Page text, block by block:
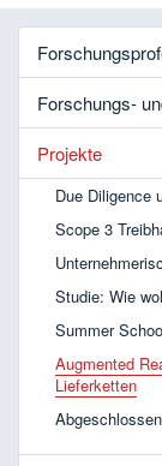
Forschungs-
Projekte
Due Diligence
Scope 3
Studie: Wie
Summer
Augmented
Lieferketten